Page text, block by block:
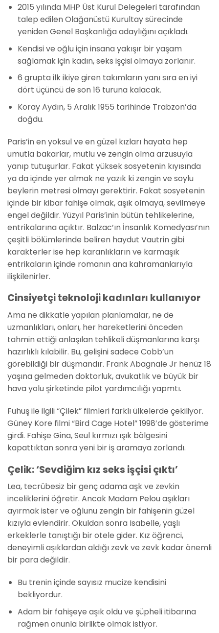
2015 yılında MHP Üst Kurul Delegeleri tarafından
talep edilen Olağanüstü Kurultay sürecinde
yeniden Genel Başkanlığa adaylığını açıkladı.
Kendisi ve oğlu için insana yakışır bir yaşam
sağlamak için kadın, seks işçisi olmaya zorlanır.
6 grupta ilk ikiye giren takımların yanı sıra en iyi
dört üçüncü de son 16 turuna kalacak.
Koray Aydın, 5 Aralık 1955 tarihinde Trabzon’da
doğdu.
Paris’in en yoksul ve en güzel kızları hayata hep
umutla bakarlar, mutlu ve zengin olma arzusuyla
yanıp tutuşurlar. Fakat yüksek sosyetenin kıyısında
ya da içinde yer almak ne yazık ki zengin ve soylu
beylerin metresi olmayı gerektirir. Fakat sosyetenin
içinde bir kibar fahişe olmak, aşık olmaya, sevilmeye
engel değildir. Yüzyıl Paris’inin bütün tehlikelerine,
entrikalarına açıktır. Balzac’ın İnsanlık Komedyası’nın
çeşitli bölümlerinde beliren haydut Vautrin gibi
karakterler ise hep karanlıkların ve karmaşık
entrikaların içinde romanın ana kahramanlarıyla
ilişkilenirler.
Cinsiyetçi teknoloji kadınları kullanıyor
Ama ne dikkatle yapılan planlamalar, ne de
uzmanlıkları, onları, her hareketlerini önceden
tahmin ettiği anlaşılan tehlikeli düşmanlarına karşı
hazırlıklı kılabilir. Bu, gelişini sadece Cobb’un
görebildiği bir düşmandır. Frank Abagnale Jr henüz 18
yaşına gelmeden doktorluk, avukatlık ve büyük bir
hava yolu şirketinde pilot yardımcılığı yapmtı.
Fuhuş ile ilgili “Çilek” filmleri farklı ülkelerde çekiliyor.
Güney Kore filmi “Bird Cage Hotel” 1998’de gösterime
girdi. Fahişe Gina, Seul kırmızı ışık bölgesini
kapattıktan sonra yeni bir iş aramaya zorlandı.
Çelik: ‘Sevdiğim kız seks işçisi çıktı’
Lea, tecrübesiz bir genç adama aşk ve zevkin
inceliklerini öğretir. Ancak Madam Pelou aşıkları
ayırmak ister ve oğlunu zengin bir fahişenin güzel
kızıyla evlendirir. Okuldan sonra Isabelle, yaşlı
erkeklerle tanıştığı bir otele gider. Kız öğrenci,
deneyimli aşıklardan aldığı zevk ve zevk kadar önemli
bir para değildir.
Bu trenin içinde sayısız mucize kendisini
bekliyordur.
Adam bir fahişeye aşık oldu ve şüpheli itibarına
rağmen onunla birlikte olmak istiyor.